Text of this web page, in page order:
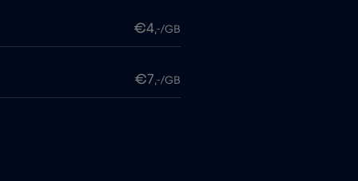
€4,-/GB
€7,-/GB